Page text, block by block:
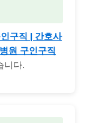
구직 | 간호사
원 구인구직
니다.